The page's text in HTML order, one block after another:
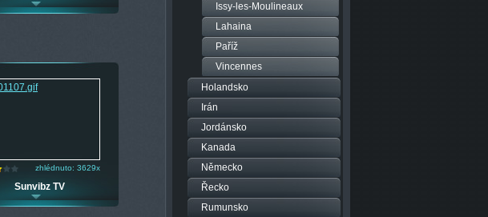
zhlédnuto: 3629x
Sunvibz TV
Issy-les-Moulineaux
Lahaina
Paříž
Vincennes
Holandsko
Irán
Jordánsko
Kanada
Německo
Řecko
Rumunsko